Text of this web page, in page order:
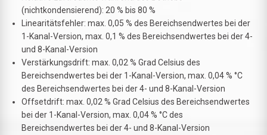
(nichtkondensierend): 20 % bis 80 %
Linearitätsfehler: max. 0,05 % des Bereichsendwertes bei der
1-Kanal-Version, max. 0,1 % des Bereichsendwertes bei der 4-
und 8-Kanal-Version
Verstärkungsdrift: max. 0,02 % Grad Celsius des
Bereichsendwertes bei der 1-Kanal-Version, max. 0,04 % °C
des Bereichsendwertes bei der 4- und 8-Kanal-Version
Offsetdrift: max. 0,02 % Grad Celsius des Bereichsendwertes
bei der 1-Kanal-Version, max. 0,04 % °C des
Bereichsendwertes bei der 4- und 8-Kanal-Version